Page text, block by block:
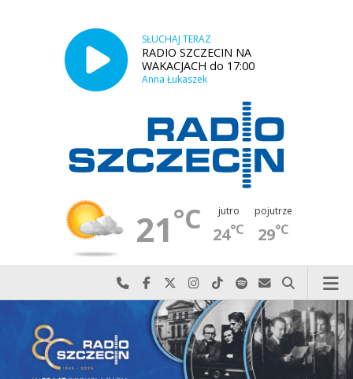
SŁUCHAJ TERAZ
RADIO SZCZECIN NA
WAKACJACH do 17:00
Anna Łukaszek
21°C jutro
24°C
pojutrze
29°C
Najlepiej po prostu do nas zadzwoń
Odwiedź nas na Facebook-u
Odwiedź nas na X
Odwiedź nas na Instagram-ie
Odwiedź nas na TikTok-u
Szukaj nas na Spotify
Wyślij do nas
Szukaj